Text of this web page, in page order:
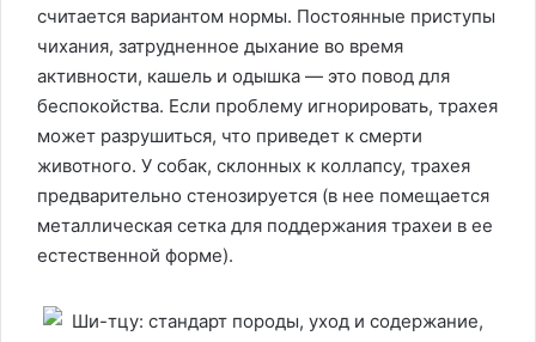
считается вариантом нормы. Постоянные приступы
чихания, затрудненное дыхание во время
активности, кашель и одышка — это повод для
беспокойства. Если проблему игнорировать, трахея
может разрушиться, что приведет к смерти
животного. У собак, склонных к коллапсу, трахея
предварительно стенозируется (в нее помещается
металлическая сетка для поддержания трахеи в ее
естественной форме).